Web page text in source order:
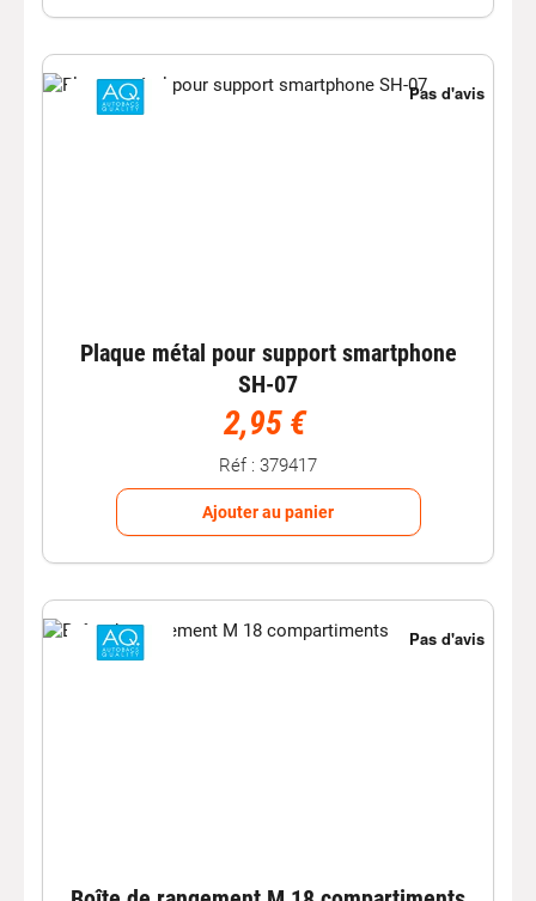
Plaque métal pour support smartphone
SH-07
2,95 €
Réf : 379417
Ajouter au panier